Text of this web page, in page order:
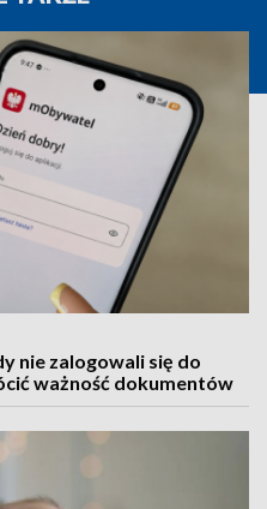
nie zalogowali się do
ważność dokumentów